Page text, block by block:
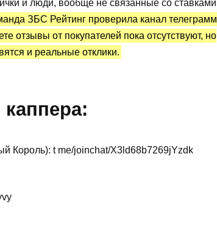
и люди, вообще не связанные со ставками
ЗБС Рейтинг проверила канал телеграмм
отзывы от покупателей пока отсутствуют, но
и реальные отклики.
Король): t me/joinchat/X3ld68b7269jYzdk